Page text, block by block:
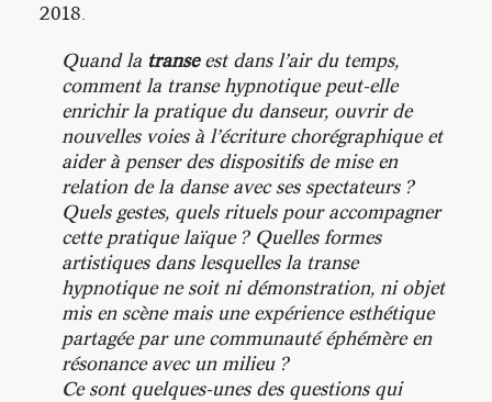
2018.
Quand la transeest dans l’air du temps,
comment la transe hypnotiquepeut-elle
enrichir la pratique du danseur, ouvrir de
nouvelles voies à l’écriture chorégraphique et
aider à penser des dispositifs de mise en
relation de la danse avec ses spectateurs?
Quels gestes, quels rituels pour accompagner
cette pratique laïque? Quelles formes
artistiques dans lesquelles la transe
hypnotique ne soit ni démonstration, ni objet
mis en scène mais une expérience esthétique
partagée par une communauté éphémère en
résonance avec un milieu ?
Ce sont quelques-unes des questions qui